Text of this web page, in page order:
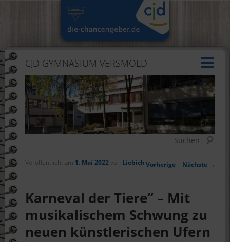
CJD GYMNASIUM VERSMOLD
Artikelnavigation
←Vorherige Nächste →
Karneval der Tiere“ – Mit
musikalischem Schwung zu
neuen künstlerischen Ufern
Veröffentlicht am 1. Mai 2022von Liebich